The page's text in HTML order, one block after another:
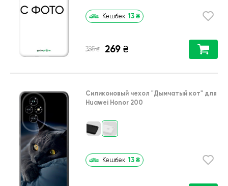
Кешбек 13 ₴
385 ₴ 269 ₴
Силиконовый чехол "Дымчатый кот" для
Huawei Honor 200
Кешбек 13 ₴